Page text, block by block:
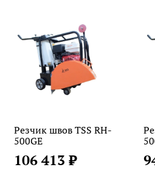
Резчик швов TSS RH-
500GE
106 413 ₽